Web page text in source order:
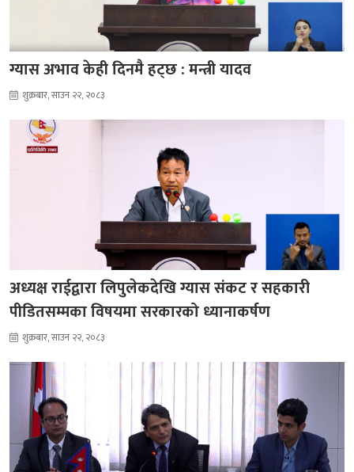
ग्यास अभाव केही दिनमै हट्छ : मन्त्री यादव
शुक्रबार, साउन २२, २०८३
अध्यक्ष राईद्वारा लिपुलेकदेखि ग्यास संकट र सहकारी
पीडितसम्मका विषयमा सरकारको ध्यानाकर्षण
शुक्रबार, साउन २२, २०८३